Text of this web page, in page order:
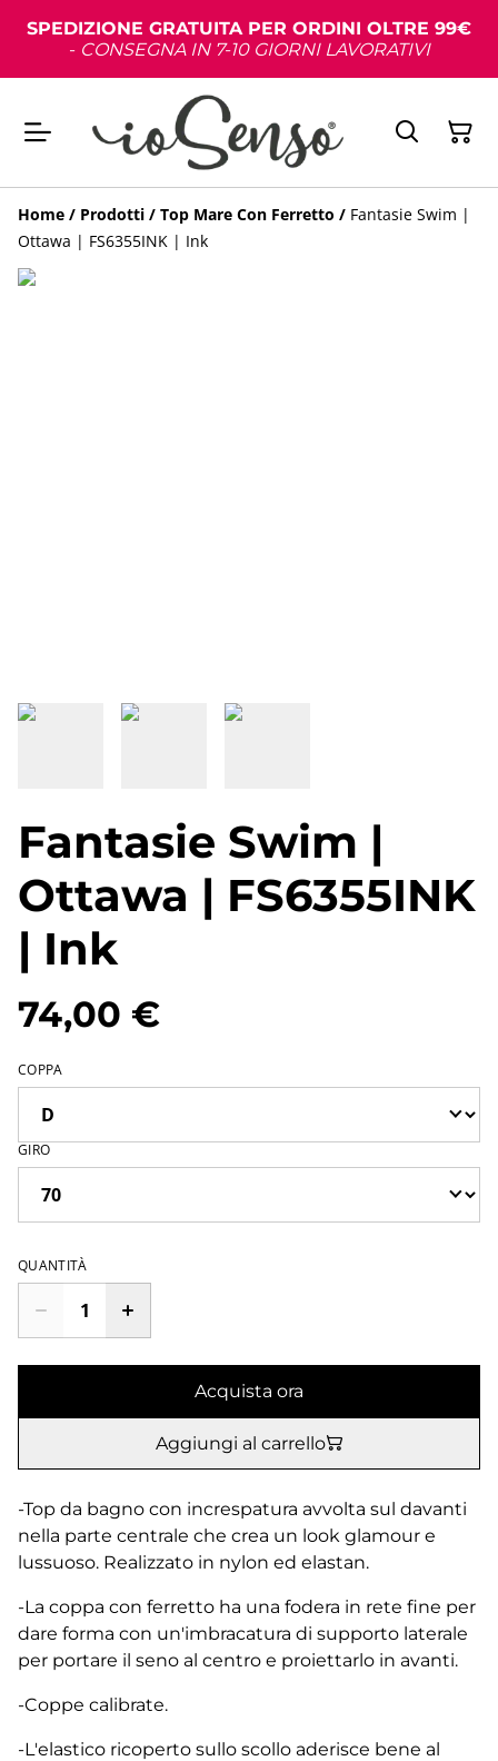
SPEDIZIONE GRATUITA PER ORDINI OLTRE 99€
- CONSEGNA IN 7-10 GIORNI LAVORATIVI
Home / Prodotti / Top Mare Con Ferretto / Fantasie Swim |
Ottawa | FS6355INK | Ink
Fantasie Swim |
Ottawa | FS6355INK
| Ink
74,00 €
COPPA
GIRO
QUANTITÀ
Acquista ora
Aggiungi al carrello
-Top da bagno con increspatura avvolta sul davanti
nella parte centrale che crea un look glamour e
lussuoso. Realizzato in nylon ed elastan.
-La coppa con ferretto ha una fodera in rete fine per
dare forma con un'imbracatura di supporto laterale
per portare il seno al centro e proiettarlo in avanti.
-Coppe calibrate.
-L'elastico ricoperto sullo scollo aderisce bene al